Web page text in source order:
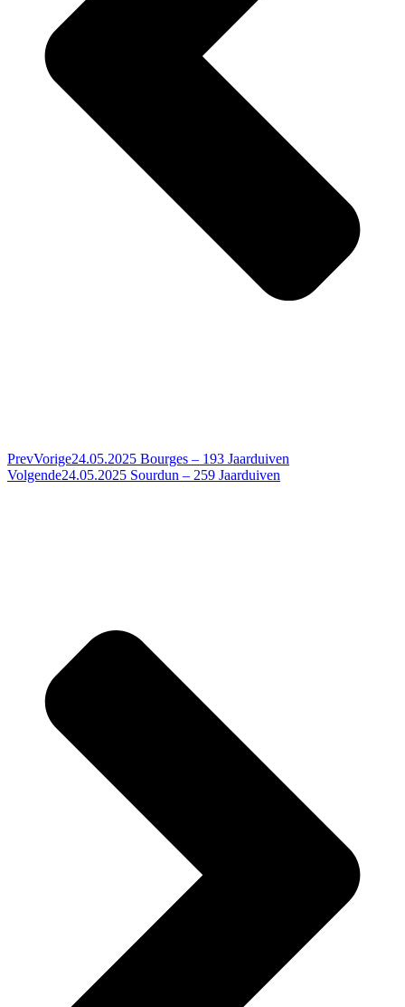
PrevVorige24.05.2025 Bourges – 193 Jaarduiven
Volgende24.05.2025 Sourdun – 259 Jaarduiven